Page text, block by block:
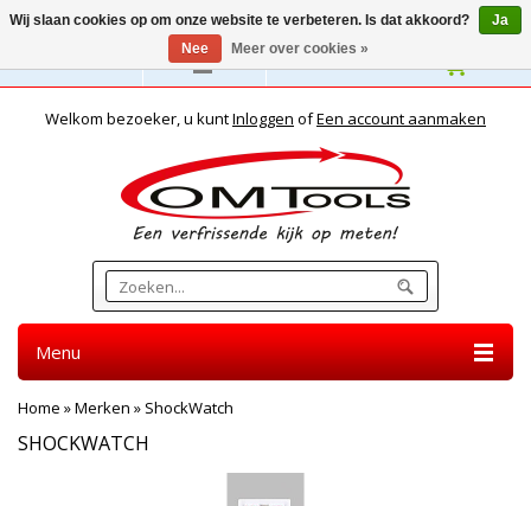
Nederlands
Welkom bezoeker, u kuntInloggen ofEen account aanmaken
Menu
Home »Merken » ShockWatch
SHOCKWATCH
Wij slaan cookies op om onze website te verbeteren. Is dat akkoord?
Ja
Nee
Meer over cookies »